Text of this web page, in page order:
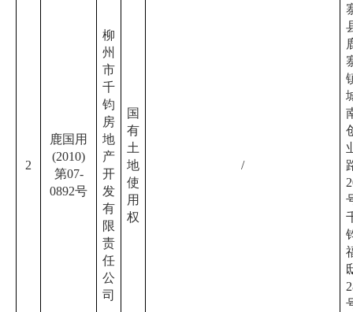
2
鹿国用
(2010)
第07-
0892号
柳
州
市
千
钧
房
地
产
开
发
有
限
责
任
公
司
国
有
土
地
使
用
权
/